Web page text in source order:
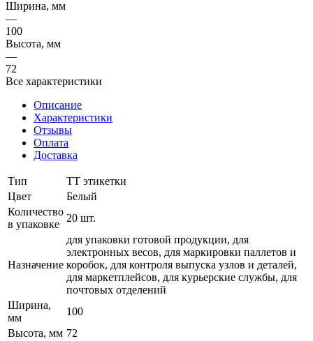
Ширина, мм
—
100
Высота, мм
—
72
Все характеристики
Описание
Характеристики
Отзывы
Оплата
Доставка
Тип
ТТ этикетки
Цвет
Белый
Количество
в упаковке
20 шт.
Назначение
для упаковки готовой продукции, для
электронных весов, для маркировки паллетов и
коробок, для контроля выпуска узлов и деталей,
для маркетплейсов, для курьерские службы, для
почтовых отделений
Ширина,
мм
100
Высота, мм 72